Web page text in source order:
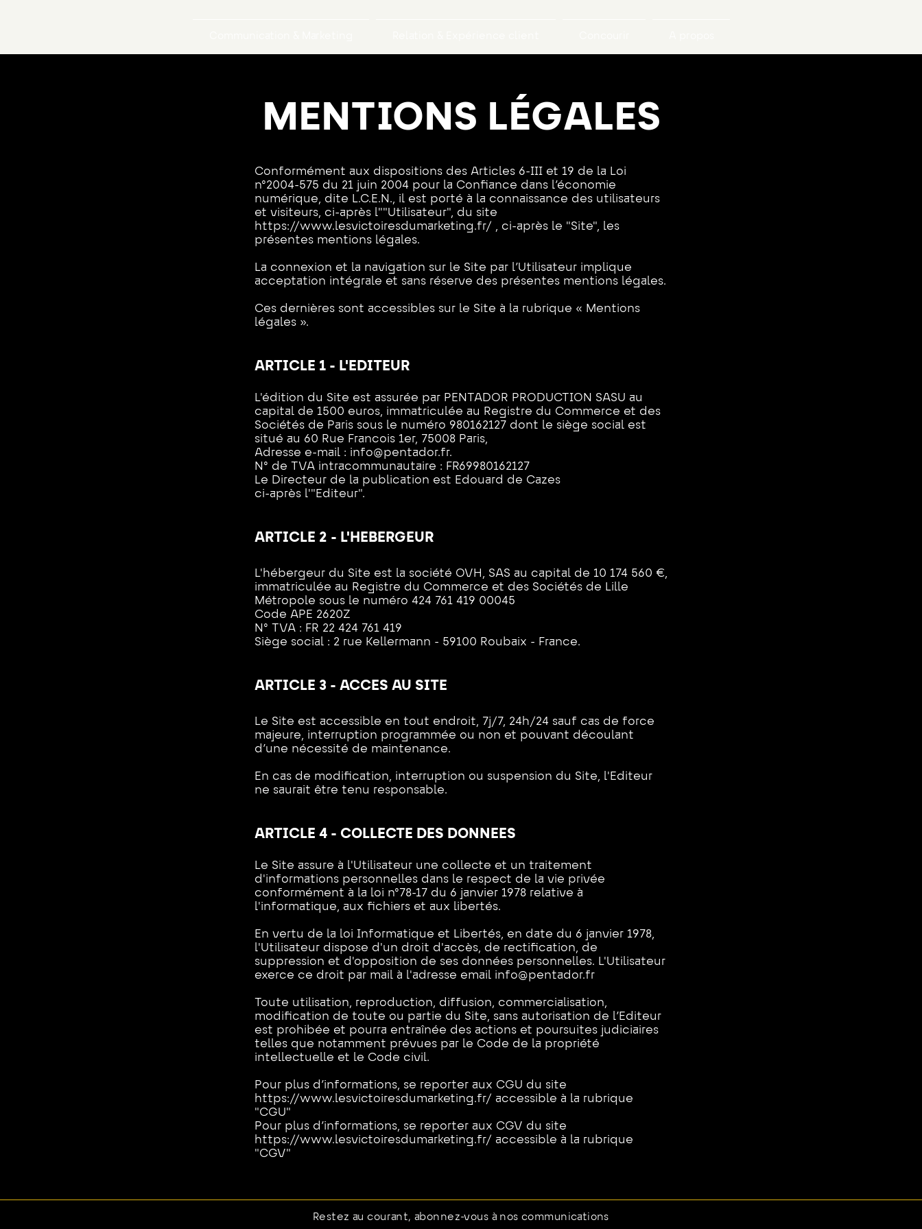
MENTIONS LÉGALES
Conformément aux dispositions des Articles 6-III et 19 de la Loi
n°2004-575 du 21 juin 2004 pour la Confiance dans l’économie
numérique, dite L.C.E.N., il est porté à la connaissance des utilisateurs
et visiteurs, ci-après l""Utilisateur", du site
https://www.lesvictoiresdumarketing.fr/ , ci-après le "Site", les
présentes mentions légales.
La connexion et la navigation sur le Site par l’Utilisateur implique
acceptation intégrale et sans réserve des présentes mentions légales.
Ces dernières sont accessibles sur le Site à la rubrique « Mentions
légales ».
ARTICLE 1 - L'EDITEUR
L'édition du Site est assurée par PENTADOR PRODUCTION SASU au
capital de 1500 euros, immatriculée au Registre du Commerce et des
Sociétés de Paris sous le numéro 980162127 dont le siège social est
situé au 60 Rue Francois 1er, 75008 Paris,
Adresse e-mail : info@pentador.fr.
N° de TVA intracommunautaire : FR69980162127
Le Directeur de la publication est Edouard de Cazes
ci-après l'"Editeur".
ARTICLE 2 - L'HEBERGEUR
L'hébergeur du Site est la société OVH, SAS au capital de 10 174 560 €,
immatriculée au Registre du Commerce et des Sociétés de Lille
Métropole sous le numéro 424 761 419 00045
Code APE 2620Z
N° TVA : FR 22 424 761 419
Siège social : 2 rue Kellermann - 59100 Roubaix - France.
ARTICLE 3 - ACCES AU SITE
Le Site est accessible en tout endroit, 7j/7, 24h/24 sauf cas de force
majeure, interruption programmée ou non et pouvant découlant
d’une nécessité de maintenance.
En cas de modification, interruption ou suspension du Site, l'Editeur
ne saurait être tenu responsable.
ARTICLE 4 - COLLECTE DES DONNEES
Le Site assure à l'Utilisateur une collecte et un traitement
d'informations personnelles dans le respect de la vie privée
conformément à la loi n°78-17 du 6 janvier 1978 relative à
l'informatique, aux fichiers et aux libertés.
En vertu de la loi Informatique et Libertés, en date du 6 janvier 1978,
l'Utilisateur dispose d'un droit d'accès, de rectification, de
suppression et d'opposition de ses données personnelles. L'Utilisateur
exerce ce droit par mail à l'adresse email info@pentador.fr
Toute utilisation, reproduction, diffusion, commercialisation,
modification de toute ou partie du Site, sans autorisation de l’Editeur
est prohibée et pourra entraînée des actions et poursuites judiciaires
telles que notamment prévues par le Code de la propriété
intellectuelle et le Code civil.
Pour plus d’informations, se reporter aux CGU du site
https://www.lesvictoiresdumarketing.fr/ accessible à la rubrique
"CGU"
Pour plus d’informations, se reporter aux CGV du site
https://www.lesvictoiresdumarketing.fr/ accessible à la rubrique
"CGV"
Restez au courant, abonnez-vous à nos communications